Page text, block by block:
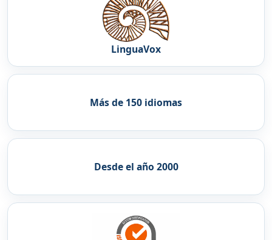
LinguaVox
Más de 150 idiomas
Desde el año 2000